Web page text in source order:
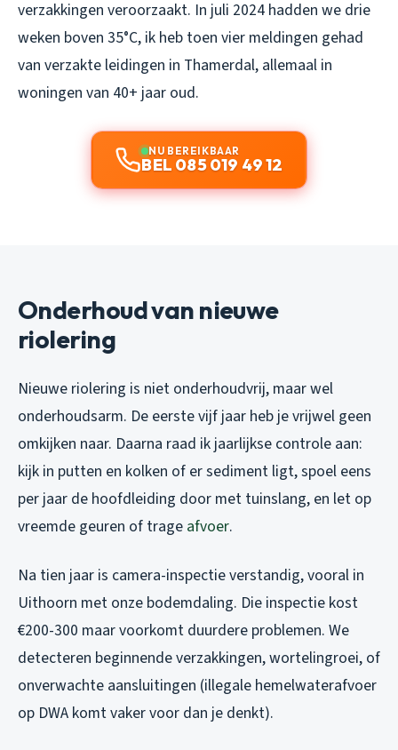
verzakkingen veroorzaakt. In juli 2024 hadden we drie
weken boven 35°C, ik heb toen vier meldingen gehad
van verzakte leidingen in Thamerdal, allemaal in
woningen van 40+ jaar oud.
NU BEREIKBAAR
BEL 085 019 49 12
Onderhoud van nieuwe
riolering
Nieuwe riolering is niet onderhoudvrij, maar wel
onderhoudsarm. De eerste vijf jaar heb je vrijwel geen
omkijken naar. Daarna raad ik jaarlijkse controle aan:
kijk in putten en kolken of er sediment ligt, spoel eens
per jaar de hoofdleiding door met tuinslang, en let op
vreemde geuren of trage afvoer.
Na tien jaar is camera-inspectie verstandig, vooral in
Uithoorn met onze bodemdaling. Die inspectie kost
€200-300 maar voorkomt duurdere problemen. We
detecteren beginnende verzakkingen, wortelingroei, of
onverwachte aansluitingen (illegale hemelwaterafvoer
op DWA komt vaker voor dan je denkt).